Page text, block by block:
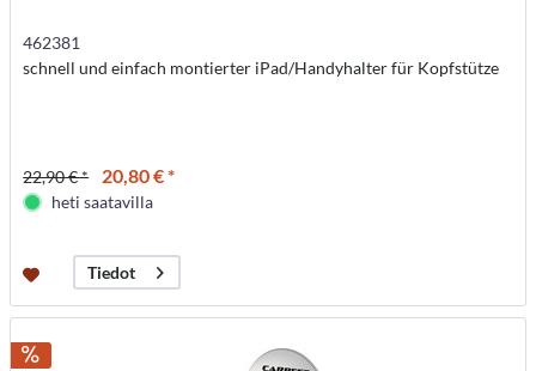
462381
schnell und einfach montierter iPad/Handyhalter für Kopfstütze
22,90 € * 20,80 € *
heti saatavilla
Tiedot